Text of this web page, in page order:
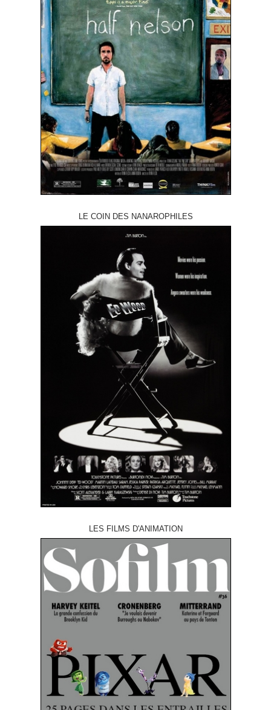
LE COIN DES NANAROPHILES
LES FILMS D'ANIMATION